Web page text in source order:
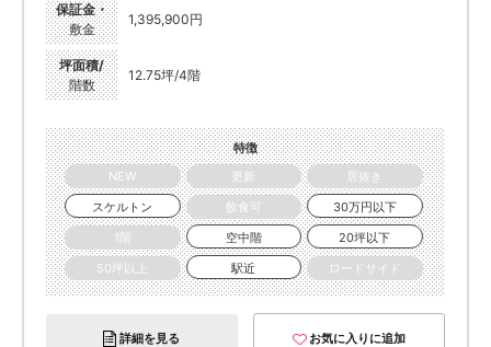
保証金・
敷金
1,395,900円
坪面積/
階数
12.75坪/4階
特徴
NEW
更新
居抜き
スケルトン
飲食可
30万円以下
1階
空中階
20坪以下
50坪以上
駅近 ロードサイド
詳細を見る お気に入りに追加